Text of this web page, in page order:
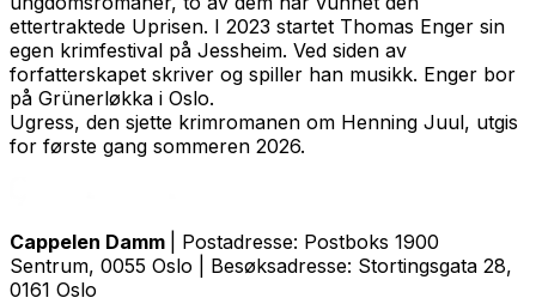
ettertraktede Uprisen. I 2023 startet Thomas Enger sin
egen krimfestival på Jessheim. Ved siden av
forfatterskapet skriver og spiller han musikk. Enger bor
på Grünerløkka i Oslo.
Ugress, den sjette krimromanen om Henning Juul, utgis
for første gang sommeren 2026.
Cappelen Damm
| Postadresse: Postboks 1900
Sentrum, 0055 Oslo | Besøksadresse: Stortingsgata 28,
0161 Oslo